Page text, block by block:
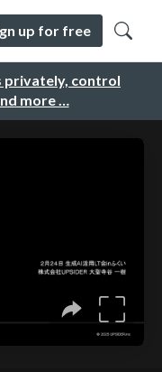
privately, control
more …
up for free